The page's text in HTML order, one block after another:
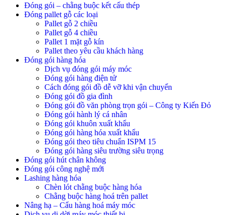
Đóng gói – chằng buộc kết cấu thép
Đóng pallet gỗ các loại
Pallet gỗ 2 chiều
Pallet gỗ 4 chiều
Pallet 1 mặt gỗ kín
Pallet theo yêu cầu khách hàng
Đóng gói hàng hóa
Dịch vụ đóng gói máy móc
Đóng gói hàng điện tử
Cách đóng gói đồ dễ vỡ khi vận chuyển
Đóng gói đồ gia đình
Đóng gói đồ văn phòng trọn gói – Công ty Kiến Đỏ
Đóng gói hành lý cá nhân
Đóng gói khuôn xuất khẩu
Đóng gói hàng hóa xuất khẩu
Đóng gói theo tiêu chuẩn ISPM 15
Đóng gói hàng siêu trường siêu trọng
Đóng gói hút chân không
Đóng gói công nghệ mới
Lashing hàng hóa
Chèn lót chằng buộc hàng hóa
Chằng buộc hàng hoá trên pallet
Nâng hạ – Cẩu hàng hoá máy móc